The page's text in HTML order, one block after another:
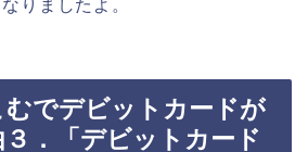
りましたよ。
でデビットカードが
．「デビットカード